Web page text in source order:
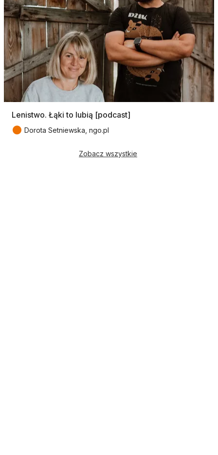
Lenistwo. Łąki to lubią [podcast]
● Dorota Setniewska, ngo.pl
Zobacz wszystkie